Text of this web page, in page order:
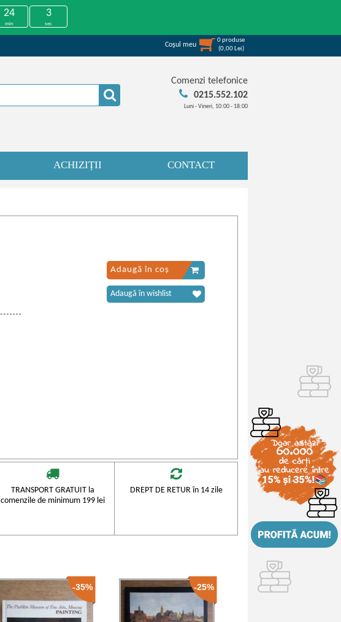
24
min
3
sec
Coşul meu
0produse
(0,00 Lei)
Comenzi telefonice
0215.552.102
Luni - Vineri, 10:00 - 18:00
ACHIZIȚII CONTACT
Adaugă în coș
Adaugă în wishlist
TRANSPORT GRATUIT la
comenzile de minimum 199 lei
DREPT DE RETUR în 14 zile
-35% -25%